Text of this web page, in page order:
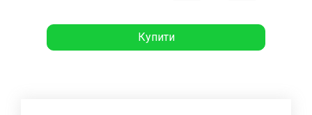
Купити